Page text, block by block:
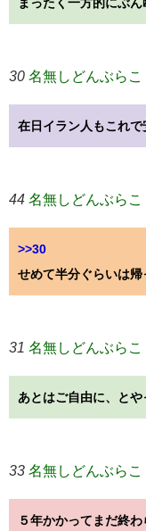
まったく一方的にぶ
30 名無しどんぶらこ
在日イラン人もこれ
44 名無しどんぶらこ
>>30
せめて半分ぐらいは
31 名無しどんぶらこ
あとはご自由に、と
33 名無しどんぶらこ
５年かかってまだ終